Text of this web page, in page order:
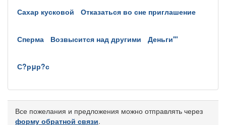
сахар кусковой отказаться во сне приглашение
сперма возвысится над другими деньги'"
с?рμр?с
Все пожелания и предложения можно отправлять через
форму обратной связи.